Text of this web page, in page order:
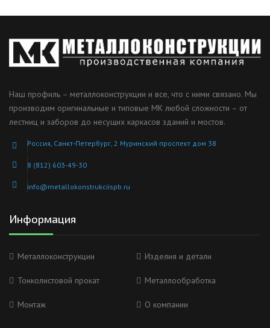
Наш профиль – металлоконструкции и все, что с ними связано. Мы
производим оригинальные и типовые МК любой сложности – от
лестниц и заборов до несущих каркасов зданий и мостов.
Россия, Санкт-Петербург, 2 Муринский проспект дом 38
8 (812) 603-49-30
info@metallokonstrukciispb.ru
Информация
Металлоконструкции Изделия и детали
Тонколистовой прокат Металлообработка
Монтаж О компании